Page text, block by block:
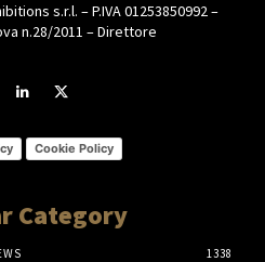
s.r.l. – P.IVA 01253850992 –
n.28/2011 – Direttore
Cookie Policy
Category
1338